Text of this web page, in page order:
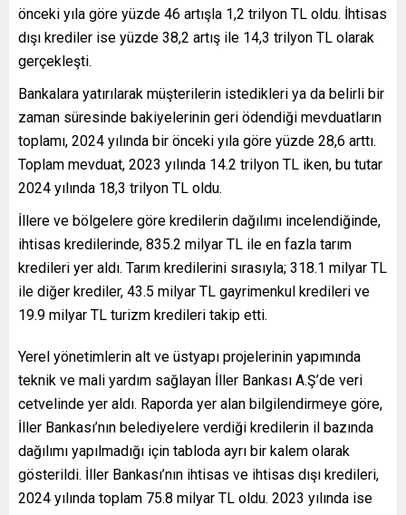
önceki yıla göre yüzde 46 artışla 1,2 trilyon TL oldu. İhtisas
dışı krediler ise yüzde 38,2 artış ile 14,3 trilyon TL olarak
gerçekleşti.
Bankalara yatırılarak müşterilerin istedikleri ya da belirli bir
zaman süresinde bakiyelerinin geri ödendiği mevduatların
toplamı, 2024 yılında bir önceki yıla göre yüzde 28,6 arttı.
Toplam mevduat, 2023 yılında 14.2 trilyon TL iken, bu tutar
2024 yılında 18,3 trilyon TL oldu.
İllere ve bölgelere göre kredilerin dağılımı incelendiğinde,
ihtisas kredilerinde, 835.2 milyar TL ile en fazla tarım
kredileri yer aldı. Tarım kredilerini sırasıyla; 318.1 milyar TL
ile diğer krediler, 43.5 milyar TL gayrimenkul kredileri ve
19.9 milyar TL turizm kredileri takip etti.
Yerel yönetimlerin alt ve üstyapı projelerinin yapımında
teknik ve mali yardım sağlayan İller Bankası A.Ş’de veri
cetvelinde yer aldı. Raporda yer alan bilgilendirmeye göre,
İller Bankası’nın belediyelere verdiği kredilerin il bazında
dağılımı yapılmadığı için tabloda ayrı bir kalem olarak
gösterildi. İller Bankası’nın ihtisas ve ihtisas dışı kredileri,
2024 yılında toplam 75.8 milyar TL oldu. 2023 yılında ise